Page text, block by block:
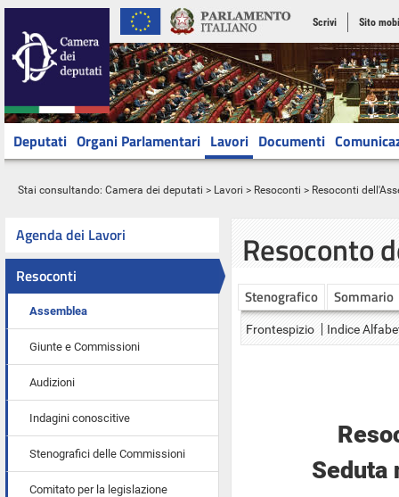
Scrivi Sito
Deputati Organi Parlamentari Lavori Documenti
Stai consultando: Camera dei deputati > Lavori > Resoconti > Resoconti
Agenda dei Lavori
Resoconti
Assemblea
Giunte e Commissioni
Audizioni
Indagini conoscitive
Stenografici delle Commissioni
Comitato per la legislazione
Resoconto
Stenografico Sommario
Frontespizio Indice
Seduta